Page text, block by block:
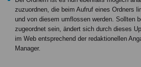
zuzuordnen, die beim Aufruf eines Ordners
und von diesem umflossen werden. Sollten
zugeordnet sein, ändert sich durch dieses
im Web entsprechend der redaktionellen
Manager.